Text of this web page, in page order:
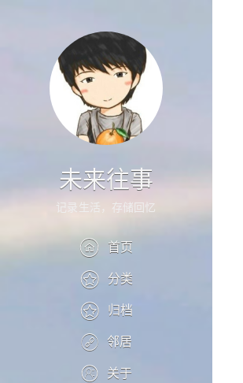
未来往事
记录生活，存储回忆
首页
分类
归档
邻居
关于